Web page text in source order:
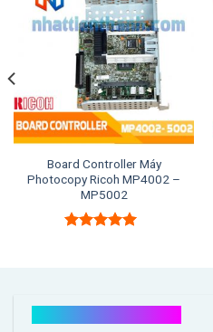
Board Controller Máy
Photocopy Ricoh MP4002 –
MP5002